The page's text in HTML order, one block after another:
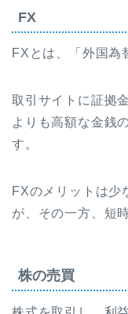
FX
FXとは、「外国為
取引サイトに証拠
よりも高額な金銭
す。
FXのメリットは少
が、その一方、短
株の売買